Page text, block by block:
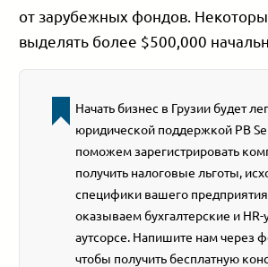
от зарубежных фондов.
выделять более $500,000
Начать бизнес в Грузии будет
юридической поддержкой PB
поможем зарегистрировать
получить налоговые льготы,
специфики вашего
оказываем бухгалтерские и HR-
аутсорсе. Напишите нам через
чтобы получить бесплатную